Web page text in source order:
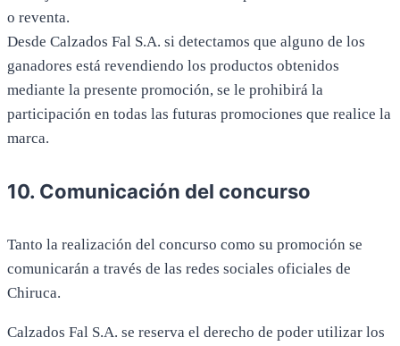
o reventa.
Desde Calzados Fal S.A. si detectamos que alguno de los
ganadores está revendiendo los productos obtenidos
mediante la presente promoción, se le prohibirá la
participación en todas las futuras promociones que realice la
marca.
10. Comunicación del concurso
Tanto la realización del concurso como su promoción se
comunicarán a través de las redes sociales oficiales de
Chiruca.
Calzados Fal S.A. se reserva el derecho de poder utilizar los